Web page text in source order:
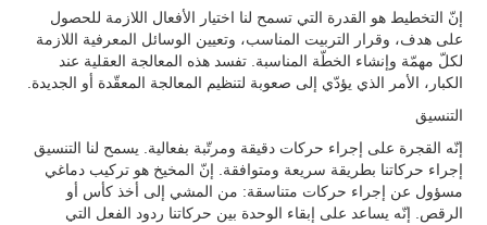
إنّ التخطيط هو القدرة التي تسمح لنا اختيار الأفعال اللازمة للحصول
على هدف، وقرار التربيت المناسب، وتعيين الوسائل المعرفية اللازمة
لكلّ مهمّة وإنشاء الخطّة المناسبة. تفسد هذه المعالجة العقلية عند
الكبار، الأمر الذي يؤدّي إلى صعوبة لتنظيم المعالجة المعقّدة أو الجديدة.
التنسيق
إنّه القجرة على إجراء حركات دقيقة ومرتّبة بفعالية. يسمح لنا التنسيق
إجراء حركاتنا بطريقة سريعة ومتوافقة. إنّ المخيخ هو تركيب دماغي
مسؤول عن إجراء حركات متناسقة: من المشي إلى أخذ كأس أو
الرقص. إنّه يساعد على إبقاء الوحدة بين حركاتنا ردود الفعل التي